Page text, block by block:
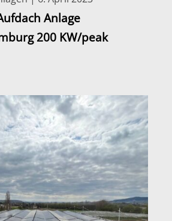
Anlage
200 KW/peak